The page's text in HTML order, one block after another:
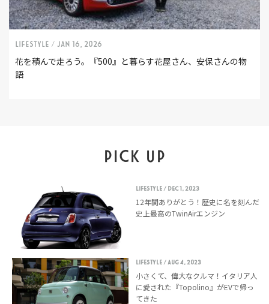
LIFESTYLE / Jan 16, 2026
花を積んで走ろう。『500』と暮らす花屋さん、安保さんの物
語
PICK UP
LIFESTYLE / Dec 1, 2023
12年間ありがとう！歴史に名を刻んだ
史上最高のTwinAirエンジン
LIFESTYLE / Aug 4, 2023
小さくて、偉大なクルマ！イタリア人
に愛された『Topolino』がEVで帰っ
てきた